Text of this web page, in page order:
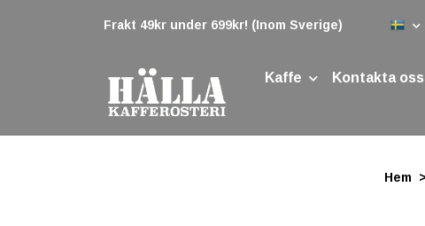
Frakt 49kr under 699kr! (Inom Sverige)
Kaffe Kontakta oss
Hem